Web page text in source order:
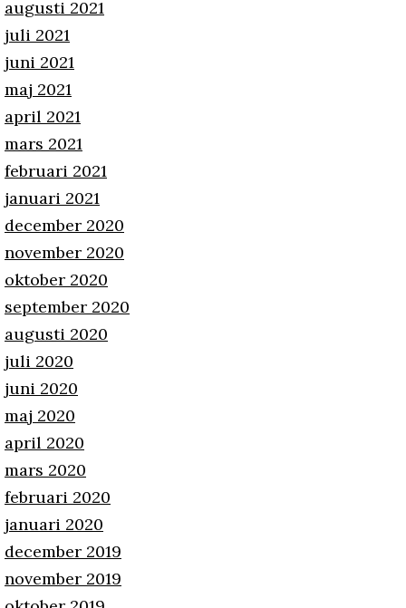
augusti 2021
juli 2021
juni 2021
maj 2021
april 2021
mars 2021
februari 2021
januari 2021
december 2020
november 2020
oktober 2020
september 2020
augusti 2020
juli 2020
juni 2020
maj 2020
april 2020
mars 2020
februari 2020
januari 2020
december 2019
november 2019